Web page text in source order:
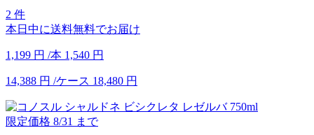
2 件
本日中に送料無料でお届け
1,199 円 /本 1,540 円
14,388 円 /ケース 18,480 円
限定価格 8/31 まで